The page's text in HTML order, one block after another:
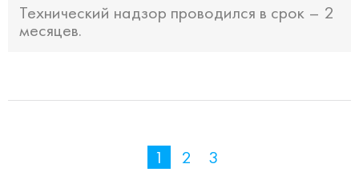
Технический надзор проводился в срок – 2
месяцев.
1 2 3